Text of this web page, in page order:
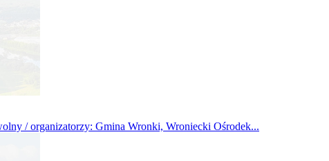
/ organizatorzy: Gmina Wronki, Wroniecki Ośrodek...